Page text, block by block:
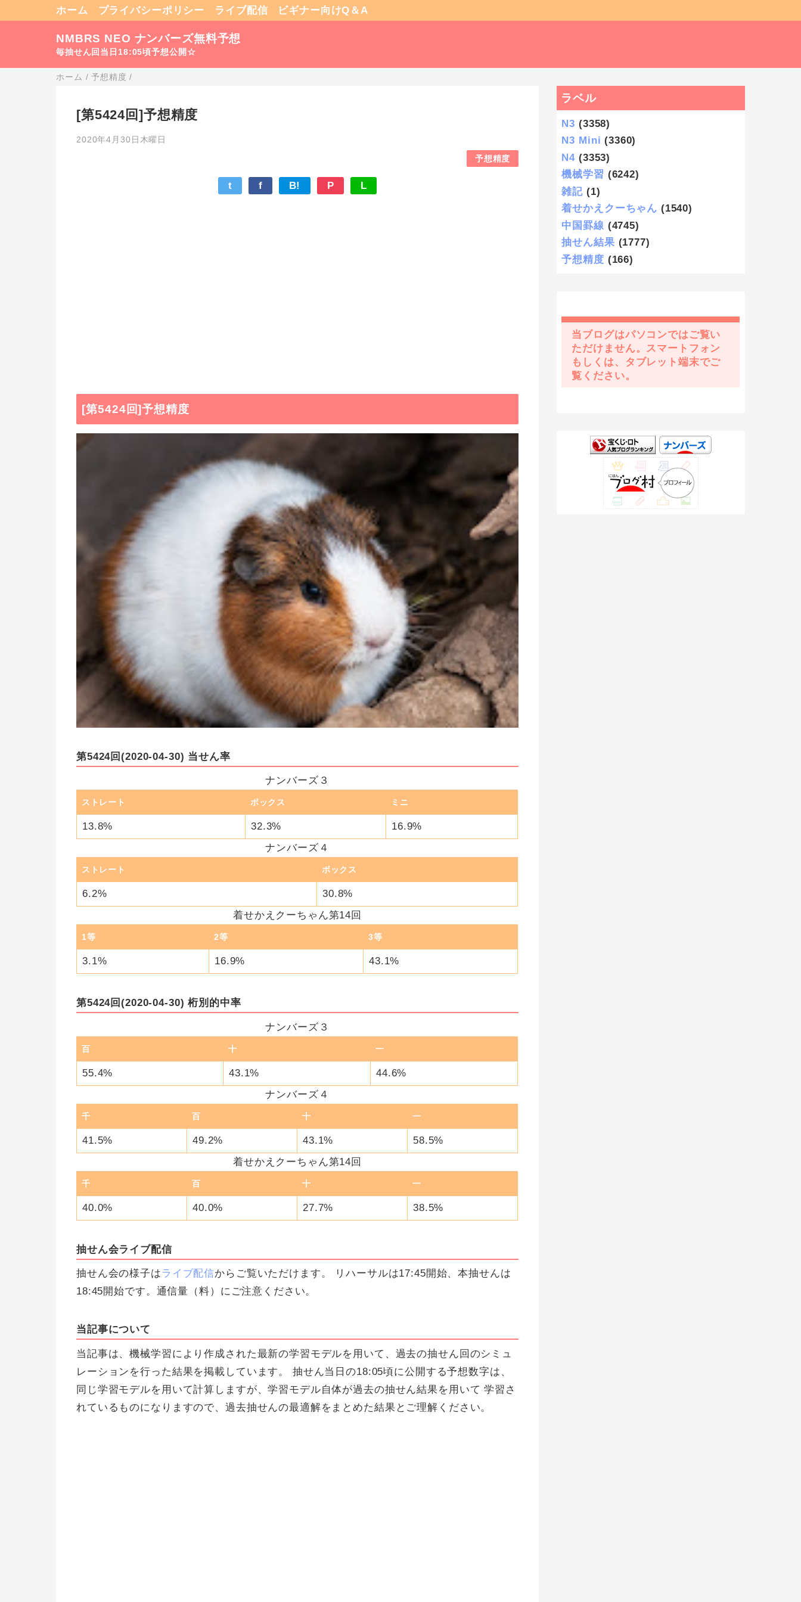
ホーム プライバシーポリシー ライブ配信 ビギナー向けQ＆A
NMBRS NEO ナンバーズ無料予想
毎抽せん回当日18:05頃予想公開☆
ホーム /予想精度 /
[第5424回]予想精度
2020年4月30日木曜日
予想精度
t f B! P L
[第5424回]予想精度
第5424回(2020-04-30) 当せん率
ナンバーズ３
ストレート ボックス ミニ
13.8% 32.3%
16.9%
ナンバーズ４
ストレート ボックス
6.2%
30.8%
着せかえクーちゃん第14回
1等 2等 3等
3.1% 16.9% 43.1%
第5424回(2020-04-30) 桁別的中率
ナンバーズ３
百 十 一
55.4% 43.1%
44.6%
ナンバーズ４
千 百 十 一
41.5% 49.2% 43.1%
58.5%
着せかえクーちゃん第14回
千 百 十 一
40.0% 40.0% 27.7% 38.5%
抽せん会ライブ配信
抽せん会の様子は ライブ配信からご覧いただけます。 リハーサルは17:45開始、本抽せんは
18:45開始です。通信量（料）にご注意ください。
当記事について
当記事は、機械学習により作成された最新の学習モデルを用いて、過去の抽せん回のシミュ
レーションを行った結果を掲載しています。 抽せん当日の18:05頃に公開する予想数字は、
同じ学習モデルを用いて計算しますが、学習モデル自体が過去の抽せん結果を用いて 学習さ
れているものになりますので、過去抽せんの最適解をまとめた結果とご理解ください。
ラベル
N3 (3358)
N3 Mini (3360)
N4 (3353)
機械学習 (6242)
雑記 (1)
着せかえクーちゃん (1540)
中国罫線 (4745)
抽せん結果 (1777)
予想精度 (166)
当ブログはパソコンではご覧い
ただけません。スマートフォン
もしくは、タブレット端末でご
覧ください。